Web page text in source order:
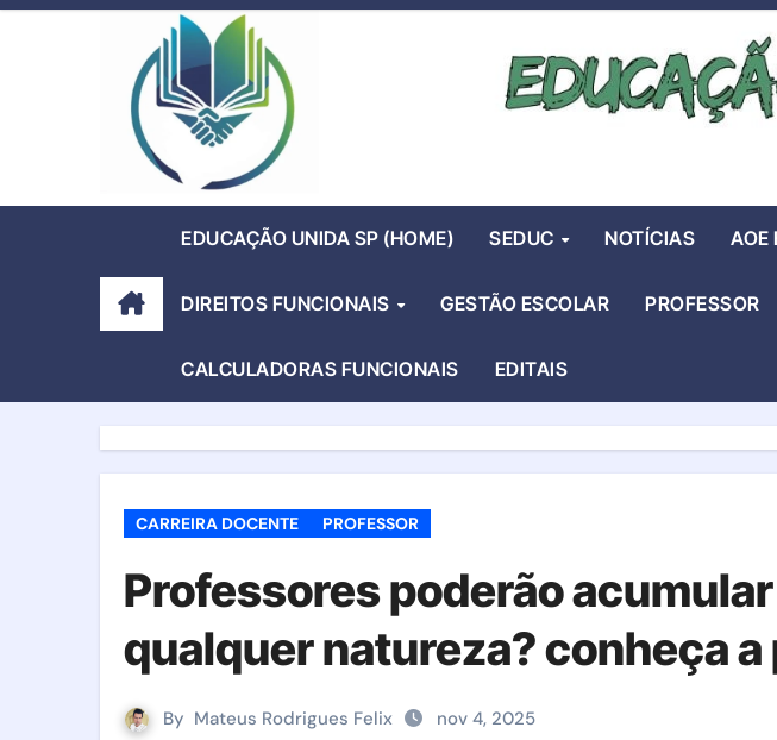
Skip
EDUCAÇÃO UNIDA SP (HOME) SEDUC NOTÍCIAS AOE
DIREITOS FUNCIONAIS GESTÃO ESCOLAR PROFESSOR
CALCULADORAS FUNCIONAIS EDITAIS
CARREIRA DOCENTE PROFESSOR
Professores poderão
qualquer natureza? conheça
By Mateus Rodrigues Felix nov 4, 2025